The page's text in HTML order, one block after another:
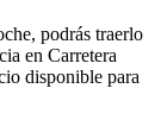
podrás traerlo
en Carretera
disponible para